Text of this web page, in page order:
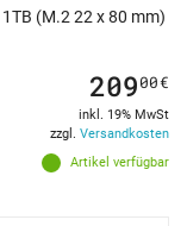
(M.2 22 x 80 mm)
Artikel verfügbar
20900€
inkl. 19% MwSt
zzgl. Versandkosten